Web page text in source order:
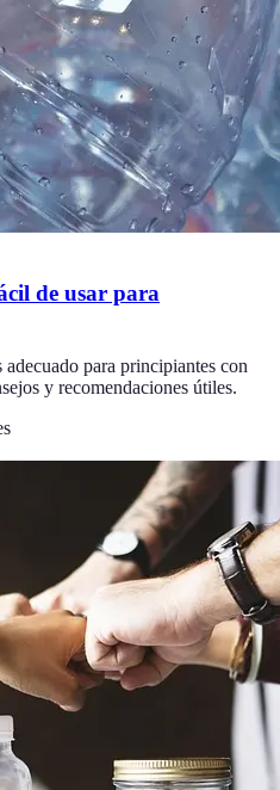
de usar para
para principiantes con
y recomendaciones útiles.